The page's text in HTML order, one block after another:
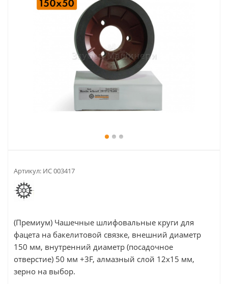
Артикул: ИС 003417
(Премиум) Чашечные шлифовальные круги для
фацета на бакелитовой связке, внешний диаметр
150 мм, внутренний диаметр (посадочное
отверстие) 50 мм +3F, алмазный слой 12х15 мм,
зерно на выбор.